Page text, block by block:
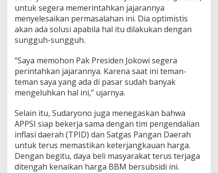
untuk segera memerintahkan jajarannya
menyelesaikan permasalahan ini. Dia optimistis
akan ada solusi apabila hal itu dilakukan dengan
sungguh-sungguh.
“Saya memohon Pak Presiden Jokowi segera
perintahkan jajarannya. Karena saat ini teman-
teman saya yang ada di pasar sudah banyak
mengeluhkan hal ini,” ujarnya.
Selain itu, Sudaryono juga menegaskan bahwa
APPSI siap bekerja sama dengan tim pengendalian
inflasi daerah (TPID) dan Satgas Pangan Daerah
untuk terus memastikan keterjangkauan harga.
Dengan begitu, daya beli masyarakat terus terjaga
ditengah kenaikan harga BBM bersubsidi ini.